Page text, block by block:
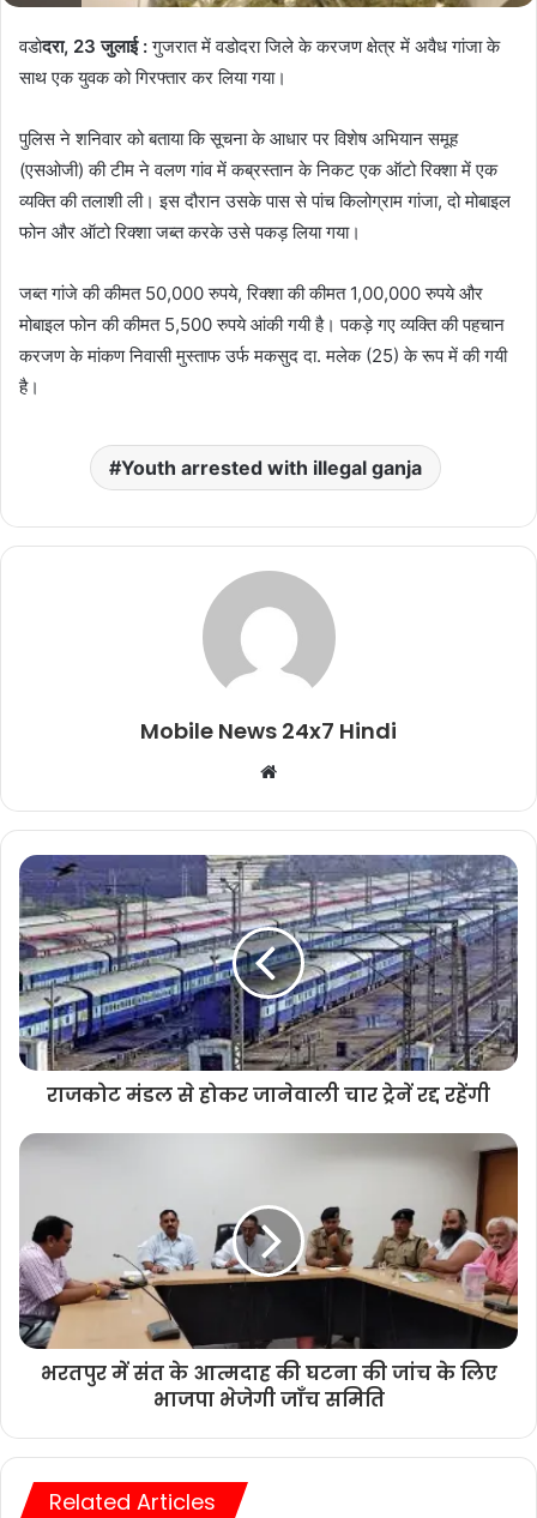
वडोदरा, 23 जुलाई :गुजरात में वडोदरा जिले के करजण क्षेत्र में अवैध गांजा के
साथ एक युवक को गिरफ्तार कर लिया गया।
पुलिस ने शनिवार को बताया कि सूचना के आधार पर विशेष अभियान समूह
(एसओजी) की टीम ने वलण गांव में कब्रस्तान के निकट एक ऑटो रिक्शा में एक
व्यक्ति की तलाशी ली। इस दौरान उसके पास से पांच किलोग्राम गांजा, दो मोबाइल
फोन और ऑटो रिक्शा जब्त करके उसे पकड़ लिया गया।
जब्त गांजे की कीमत 50,000 रुपये, रिक्शा की कीमत 1,00,000 रुपये और
मोबाइल फोन की कीमत 5,500 रुपये आंकी गयी है। पकड़े गए व्यक्ति की पहचान
करजण के मांकण निवासी मुस्ताफ उर्फ मकसुद दा. मलेक (25) के रूप में की गयी
है।
Youth arrested with illegal ganja
Mobile News 24x7 Hindi
Website
राजकोट मंडल से होकर जानेवाली चार ट्रेनें रद्द रहेंगी
भरतपुर में संत के आत्मदाह की घटना की जांच के लिए
भाजपा भेजेगी जाँच समिति
Related Articles